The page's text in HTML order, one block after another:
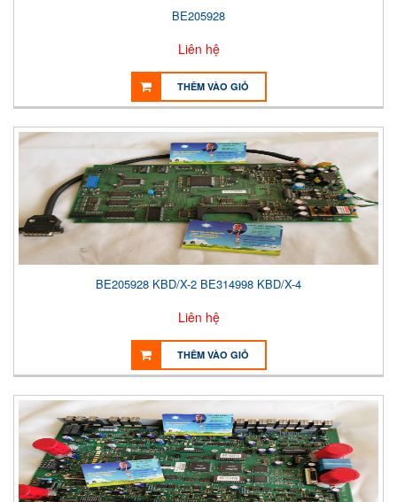
BE205928
Liên hệ
THÊM VÀO GIỎ
BE205928 KBD/X-2 BE314998 KBD/X-4
Liên hệ
THÊM VÀO GIỎ